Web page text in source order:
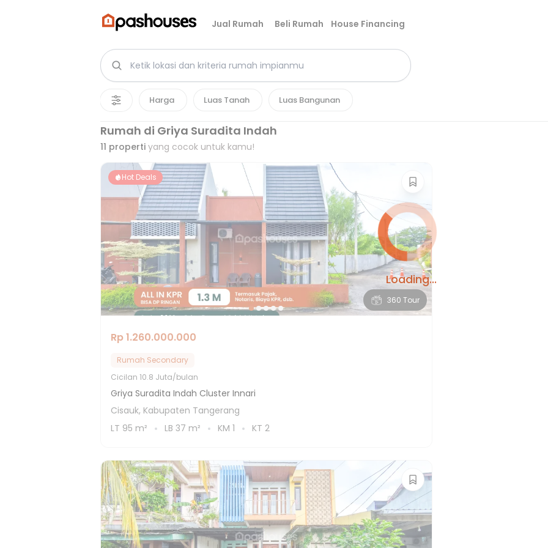
Jual Rumah Beli Rumah House Financing
Harga Luas Tanah Luas Bangunan
Loading...
Rumah di Griya Suradita Indah
11 properti yang cocok untuk kamu!
360 Tour
Hot Deals
Rp 1.260.000.000
Rumah Secondary
Cicilan 10.8 Juta/bulan
Griya Suradita Indah Cluster Innari
Cisauk, Kabupaten Tangerang
LT 95 m² LB 37 m² KM 1 KT 2